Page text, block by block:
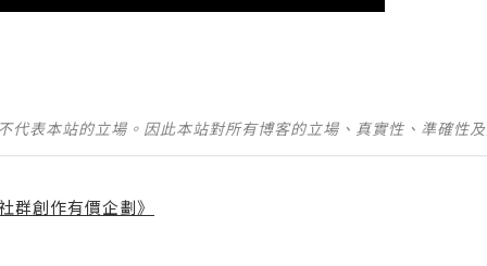
代表本站的立場。因此本站對所有博客的立場、真實性、準確性
群創作有價企劃》